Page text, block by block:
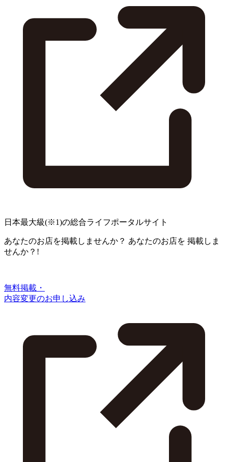
日本最大級(※1)の総合ライフポータルサイト
あなたのお店を掲載しませんか？ あなたのお店を 掲載しま
せんか？!
無料掲載・
内容変更のお申し込み